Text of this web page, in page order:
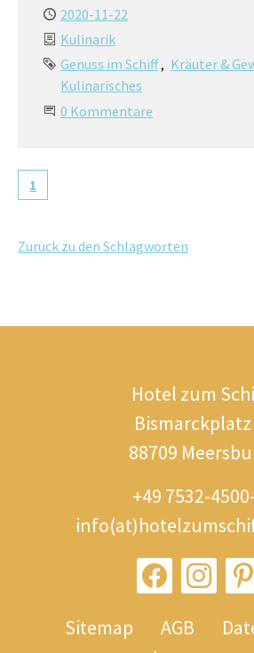
2020-11-22
Kulinarik
Genuss im Schiff
Kräuter &
Kulinarisches
0 Kommentare
1
Zurück zu den Schlagworten
Hotel zum
Bismarckplatz
88709
+49 7532-
Sitemap AGB